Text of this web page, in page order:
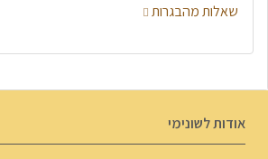
שאלות מהבגרות
אודות לשונימי